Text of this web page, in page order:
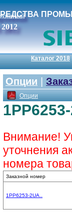
Каталог 2018
Опции
Опции
Внимание!
уточнения
номера
Заказной номер
1PP6253-2UA..